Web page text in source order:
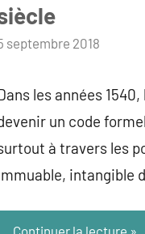
septembre 2018
les années
un code
à travers les
intangible
Continuer la lecture